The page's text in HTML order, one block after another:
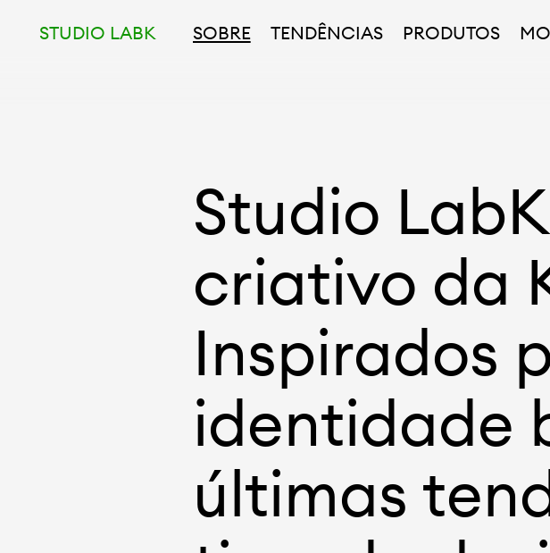
STUDIO LABK SOBRE TENDÊNCIAS PRODUTOS
Studio
criativo da
Inspirados
identidade
últimas